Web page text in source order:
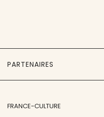
PARTENAIRES
FRANCE-CULTURE